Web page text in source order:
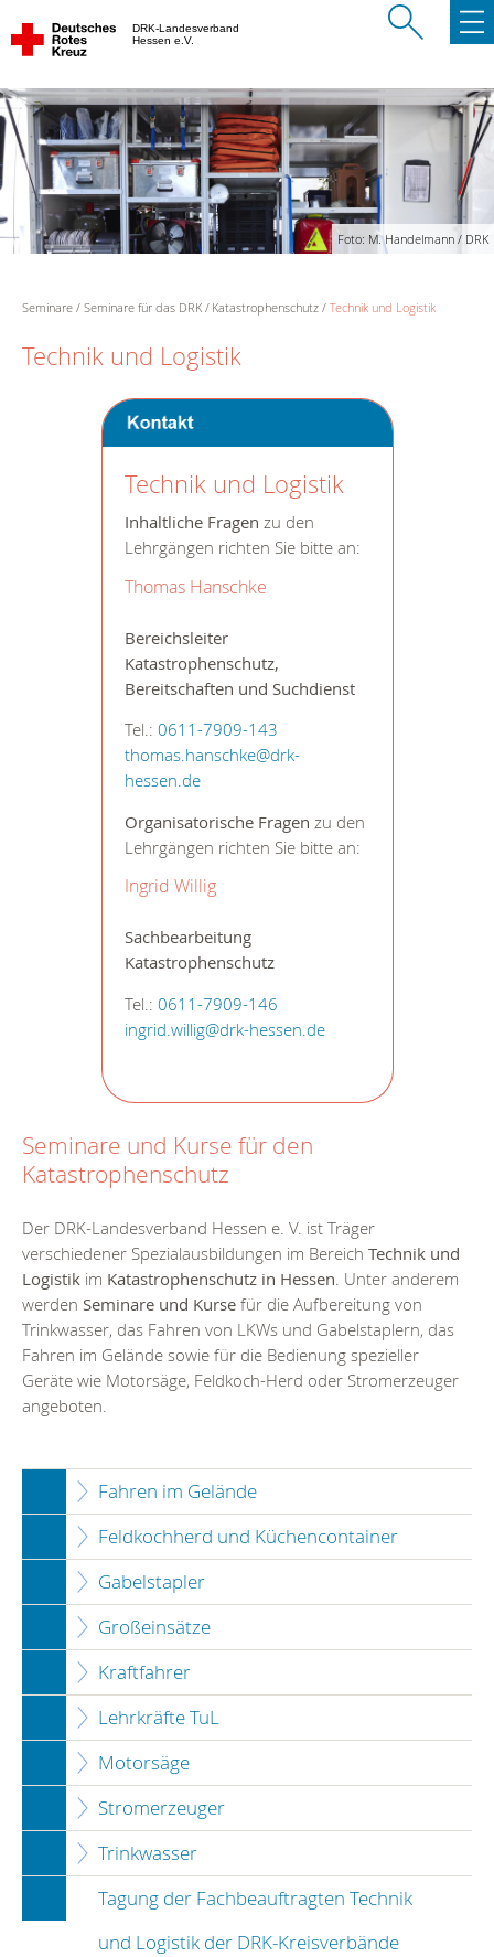
DRK-Landesverband
Hessen e.V.
Foto: M. Handelmann / DRK
Seminare Seminare für das DRK Katastrophenschutz Technik und Logistik
Technik und Logistik
Technik und Logistik
Inhaltliche Fragen zu den
Lehrgängen richten Sie bitte an:
Thomas Hanschke
Bereichsleiter
Katastrophenschutz,
Bereitschaften und Suchdienst
Tel.: 0611-7909-143
thomas.hanschke@drk-
hessen.de
Organisatorische Fragen zu den
Lehrgängen richten Sie bitte an:
Ingrid Willig
Sachbearbeitung
Katastrophenschutz
Tel.: 0611-7909-146
ingrid.willig@drk-hessen.de
Seminare und Kurse für den
Katastrophenschutz
Der DRK-Landesverband Hessen e. V. ist Träger
verschiedener Spezialausbildungen im Bereich Technik und
Logistik im Katastrophenschutz in Hessen. Unter anderem
werden Seminare und Kurse für die Aufbereitung von
Trinkwasser, das Fahren von LKWs und Gabelstaplern, das
Fahren im Gelände sowie für die Bedienung spezieller
Geräte wie Motorsäge, Feldkoch-Herd oder Stromerzeuger
angeboten.
Fahren im Gelände
Feldkochherd und Küchencontainer
Gabelstapler
Großeinsätze
Kraftfahrer
Lehrkräfte TuL
Motorsäge
Stromerzeuger
Trinkwasser
Tagung der Fachbeauftragten Technik
und Logistik der DRK-Kreisverbände